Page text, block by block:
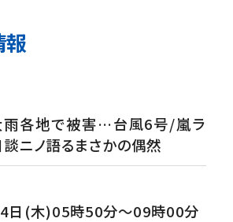
報
各地で被害…台風6号/嵐ラ
談ニノ語るまさかの偶然
日(木)05時50分～09時00分